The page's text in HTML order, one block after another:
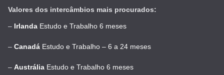
Valores dos intercâmbios mais procurados:
– Irlanda Estudo e Trabalho 6 meses
– Canadá Estudo e Trabalho – 6 a 24 meses
– Austrália Estudo e Trabalho 6 meses